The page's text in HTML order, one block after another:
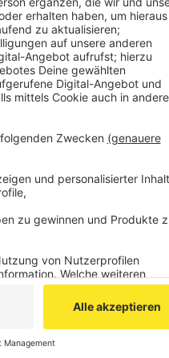
Aachen dann noch
werden voraussichtlich
bleiben alle
Woche
07:30